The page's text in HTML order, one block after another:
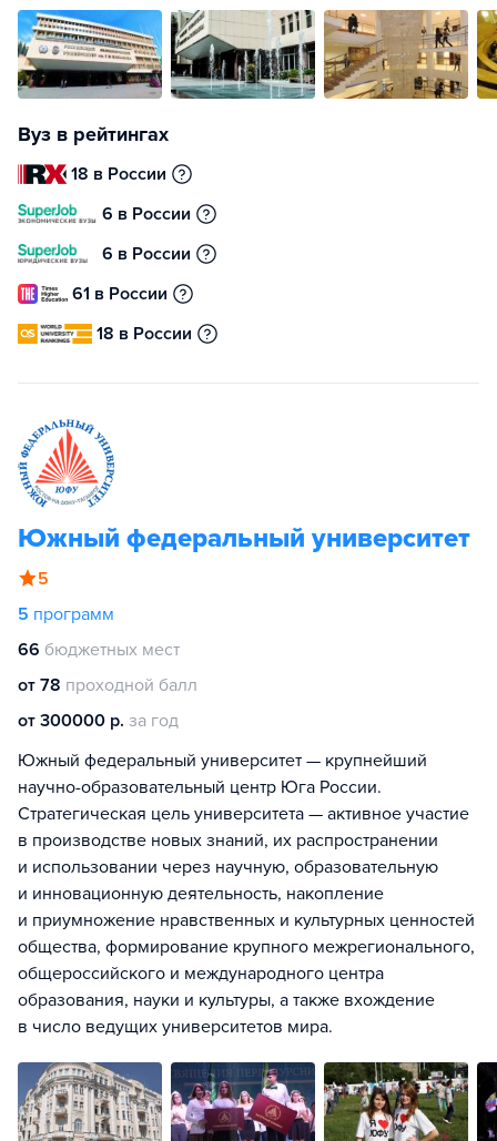
Вуз в рейтингах
18 в России
6 в России
6 в России
61 в России
18 в России
Южный федеральный университет
5
5 программ
66 бюджетных мест
от 78 проходной балл
от 300000 р. за год
Южный федеральный университет — крупнейший
научно-образовательный центр Юга России.
Стратегическая цель университета — активное участие
в производстве новых знаний, их распространении
и использовании через научную, образовательную
и инновационную деятельность, накопление
и приумножение нравственных и культурных ценностей
общества, формирование крупного межрегионального,
общероссийского и международного центра
образования, науки и культуры, а также вхождение
в число ведущих университетов мира.